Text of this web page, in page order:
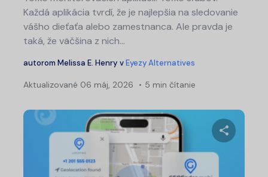
Každá aplikácia tvrdí, že je najlepšia na sledovanie
vášho dieťaťa alebo zamestnanca. Ale pravda je
taká, že väčšina z nich...
autorom Melissa E. Henry vEyezy Alternatives
Aktualizované 06 máj, 2026 5 min čítanie